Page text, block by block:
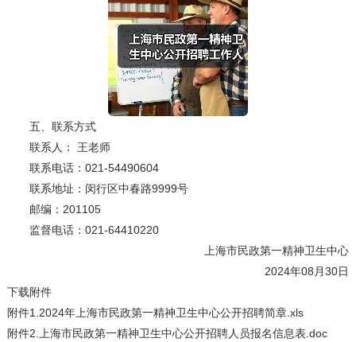
五、联系方式
联系人： 王老师
联系电话：021-54490604
联系地址：闵行区中春路9999号
邮编：201105
监督电话：021-64410220
上海市民政第一精神卫生中心
2024年08月30日
下载附件
附件1.2024年上海市民政第一精神卫生中心公开招聘简章.xls
附件2.上海市民政第一精神卫生中心公开招聘人员报名信息表.doc